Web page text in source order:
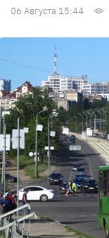
06 Августа 15:44